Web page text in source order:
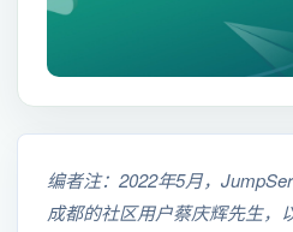
编者注：2022年5月，
成都的社区用户蔡庆辉先生，